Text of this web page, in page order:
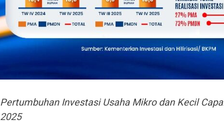
Pertumbuhan Investasi Usaha Mikro dan Kecil
2025